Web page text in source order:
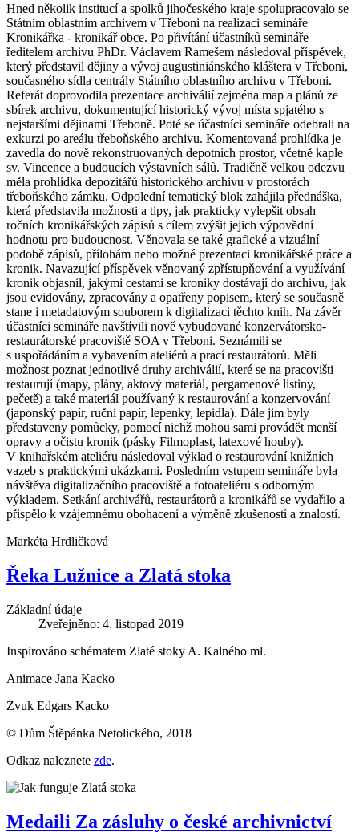
Hned několik institucí a spolků jihočeského kraje spolupracovalo se
Státním oblastním archivem v Třeboni na realizaci semináře
Kronikářka - kronikář obce. Po přivítání účastníků semináře
ředitelem archivu PhDr. Václavem Ramešem následoval příspěvek,
který představil dějiny a vývoj augustiniánského kláštera v Třeboni,
současného sídla centrály Státního oblastního archivu v Třeboni.
Referát doprovodila prezentace archiválií zejména map a plánů ze
sbírek archivu, dokumentující historický vývoj místa spjatého s
nejstaršími dějinami Třeboně. Poté se účastníci semináře odebrali na
exkurzi po areálu třeboňského archivu. Komentovaná prohlídka je
zavedla do nově rekonstruovaných depotních prostor, včetně kaple
sv. Vincence a budoucích výstavních sálů. Tradičně velkou odezvu
měla prohlídka depozitářů historického archivu v prostorách
třeboňského zámku. Odpolední tematický blok zahájila přednáška,
která představila možnosti a tipy, jak prakticky vylepšit obsah
ročních kronikářských zápisů s cílem zvýšit jejich výpovědní
hodnotu pro budoucnost. Věnovala se také grafické a vizuální
podobě zápisů, přílohám nebo možné prezentaci kronikářské práce a
kronik. Navazující příspěvek věnovaný zpřístupňování a využívání
kronik objasnil, jakými cestami se kroniky dostávají do archivu, jak
jsou evidovány, zpracovány a opatřeny popisem, který se současně
stane i metadatovým souborem k digitalizaci těchto knih. Na závěr
účastníci semináře navštívili nově vybudované konzervátorsko-
restaurátorské pracoviště SOA v Třeboni. Seznámili se
s uspořádáním a vybavením ateliérů a prací restaurátorů. Měli
možnost poznat jednotlivé druhy archiválií, které se na pracovišti
restaurují (mapy, plány, aktový materiál, pergamenové listiny,
pečetě) a také materiál používaný k restaurování a konzervování
(japonský papír, ruční papír, lepenky, lepidla). Dále jim byly
představeny pomůcky, pomocí nichž mohou sami provádět menší
opravy a očistu kronik (pásky Filmoplast, latexové houby).
V knihařském ateliéru následoval výklad o restaurování knižních
vazeb s praktickými ukázkami. Posledním vstupem semináře byla
návštěva digitalizačního pracoviště a fotoateliéru s odborným
výkladem. Setkání archivářů, restaurátorů a kronikářů se vydařilo a
přispělo k vzájemnému obohacení a výměně zkušeností a znalostí.
Markéta Hrdličková
Řeka Lužnice a Zlatá stoka
Základní údaje
Zveřejněno: 4. listopad 2019
Inspirováno schématem Zlaté stoky A. Kalného ml.
Animace Jana Kacko
Zvuk Edgars Kacko
© Dům Štěpánka Netolického, 2018
Odkaz naleznete zde.
Medaili Za zásluhy o české archivnictví